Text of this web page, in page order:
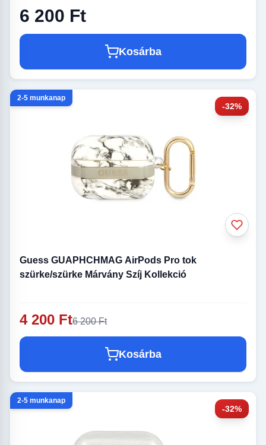
6 200 Ft
Kosárba
-32%
2-5 munkanap
Guess GUAPHCHMAG AirPods Pro tok
szürke/szürke Márvány Szíj Kollekció
4 200 Ft6 200 Ft
Kosárba
-32%
2-5 munkanap